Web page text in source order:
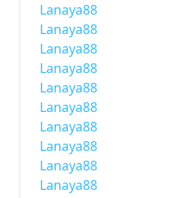
Lanaya88
Lanaya88
Lanaya88
Lanaya88
Lanaya88
Lanaya88
Lanaya88
Lanaya88
Lanaya88
Lanaya88